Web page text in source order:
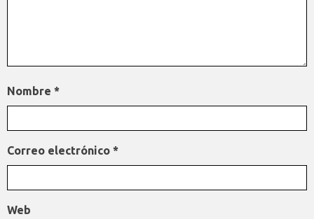
Nombre *
Correo electrónico *
Web